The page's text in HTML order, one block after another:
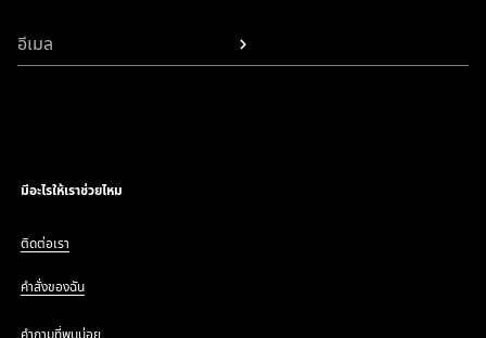
อีเมล
มีอะไรให้เราช่วยไหม
ติดต่อเรา
คำสั่งของฉัน